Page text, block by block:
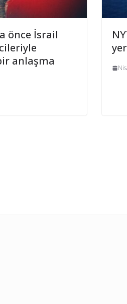
önce İsrail
anlaşma